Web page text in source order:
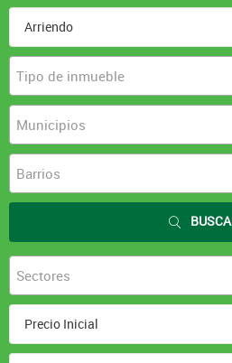
Tipo de inmueble
Municipios
Barrios
Sectores